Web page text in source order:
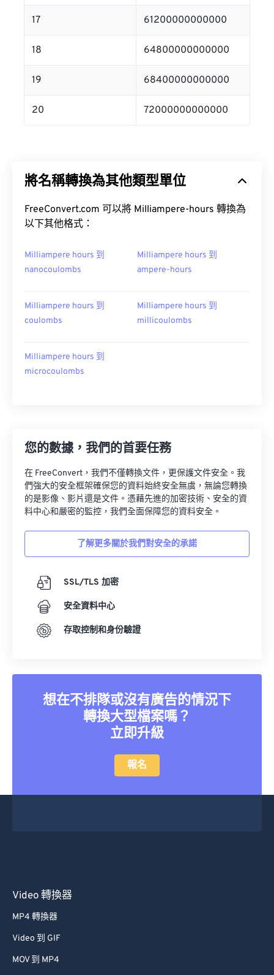
17 61200000000000
18 64800000000000
19 68400000000000
20 72000000000000
將名稱轉換為其他類型單位
FreeConvert.com 可以將 Milliampere-hours 轉換為
以下其他格式：
Milliampere hours 到
nanocoulombs
Milliampere hours 到
ampere-hours
Milliampere hours 到
coulombs
Milliampere hours 到
millicoulombs
Milliampere hours 到
microcoulombs
您的數據，我們的首要任務
在 FreeConvert，我們不僅轉換文件，更保護文件安全。我
們強大的安全框架確保您的資料始終安全無虞，無論您轉換
的是影像、影片還是文件。憑藉先進的加密技術、安全的資
料中心和嚴密的監控，我們全面保障您的資料安全。
了解更多關於我們對安全的承諾
SSL/TLS 加密
安全資料中心
存取控制和身份驗證
想在不排隊或沒有廣告的情況下
轉換大型檔案嗎？
立即升級
報名
Video 轉換器
MP4 轉換器
Video 到 GIF
MOV 到 MP4